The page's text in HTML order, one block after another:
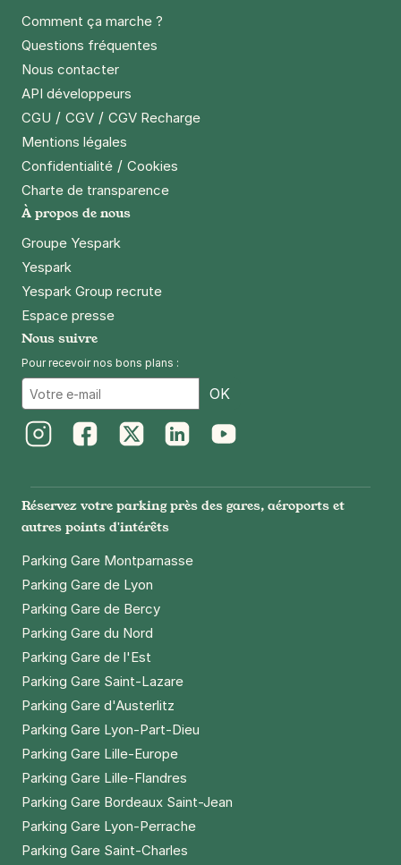
Comment ça marche ?
Questions fréquentes
Nous contacter
API développeurs
CGU / CGV / CGV Recharge
Mentions légales
Confidentialité / Cookies
Charte de transparence
À propos de nous
Groupe Yespark
Yespark
Yespark Group recrute
Espace presse
Nous suivre
Pour recevoir nos bons plans :
OK
Réservez votre parking près des gares, aéroports et
autres points d'intérêts
Parking Gare Montparnasse
Parking Gare de Lyon
Parking Gare de Bercy
Parking Gare du Nord
Parking Gare de l'Est
Parking Gare Saint-Lazare
Parking Gare d'Austerlitz
Parking Gare Lyon-Part-Dieu
Parking Gare Lille-Europe
Parking Gare Lille-Flandres
Parking Gare Bordeaux Saint-Jean
Parking Gare Lyon-Perrache
Parking Gare Saint-Charles